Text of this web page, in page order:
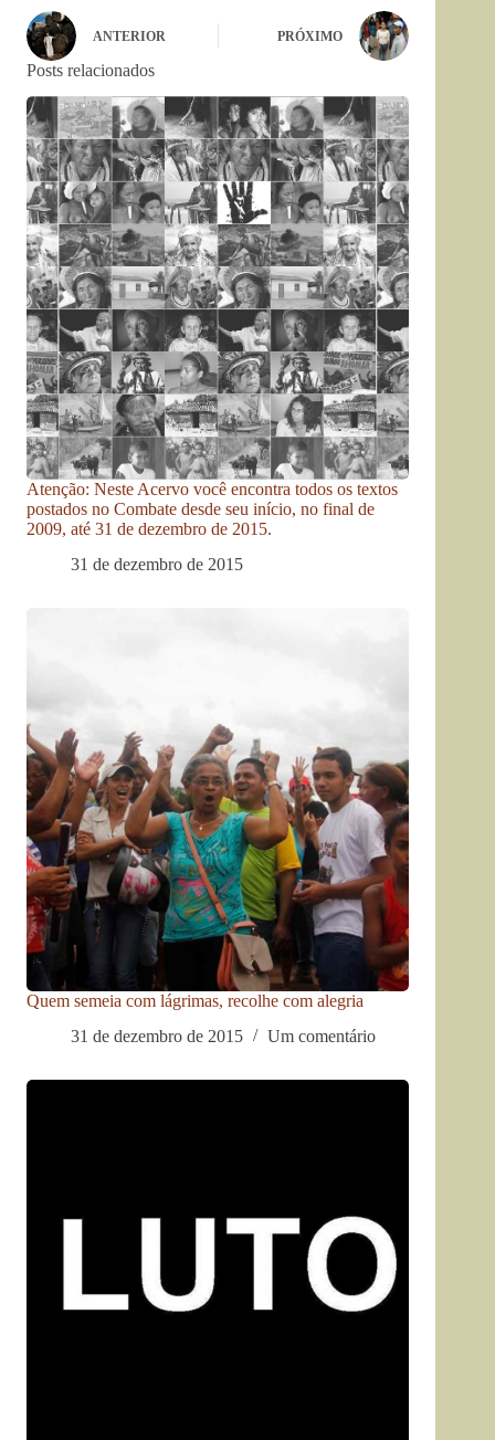
ANTERIOR PRÓXIMO
Posts relacionados
Atenção: Neste Acervo você encontra todos os textos
postados no Combate desde seu início, no final de
2009, até 31 de dezembro de 2015.
31 de dezembro de 2015
Quem semeia com lágrimas, recolhe com alegria
31 de dezembro de 2015
Um comentário